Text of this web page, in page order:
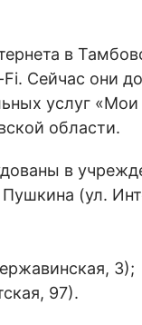
в
Сейчас они
услуг
области.
в
(ул.
3);
97).